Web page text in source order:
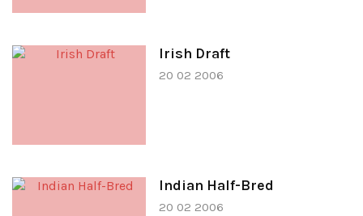
Irish Draft
20 02 2006
Indian Half-Bred
20 02 2006